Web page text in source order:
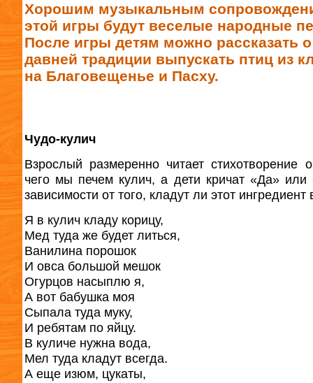
Хорошим музыкальным
этой игры будут веселые народные
После игры детям можно рассказать о
давней традиции выпускать птиц из
на Благовещенье и Пасху.
Чудо-кулич
Взрослый размеренно читает стихотворение
чего мы печем кулич, а дети кричат «Да» или
зависимости от того, кладут ли этот ингредиент
Я в кулич кладу корицу,
Мед туда же будет литься,
Ванилина порошок
И овса большой мешок
Огурцов насыплю я,
А вот бабушка моя
Сыпала туда муку,
И ребятам по яйцу.
В куличе нужна вода,
Мел туда кладут всегда.
А еще изюм, цукаты,